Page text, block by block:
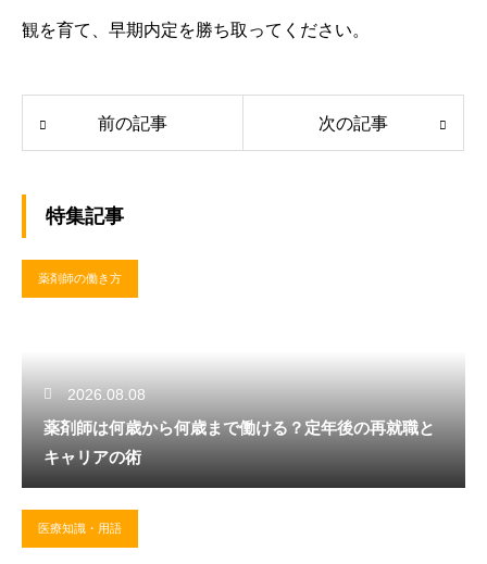
観を育て、早期内定を勝ち取ってください。
前の記事 次の記事
特集記事
薬剤師の働き方
2026.08.08
薬剤師は何歳から何歳まで働ける？定年後の再就職と
キャリアの術
医療知識・用語